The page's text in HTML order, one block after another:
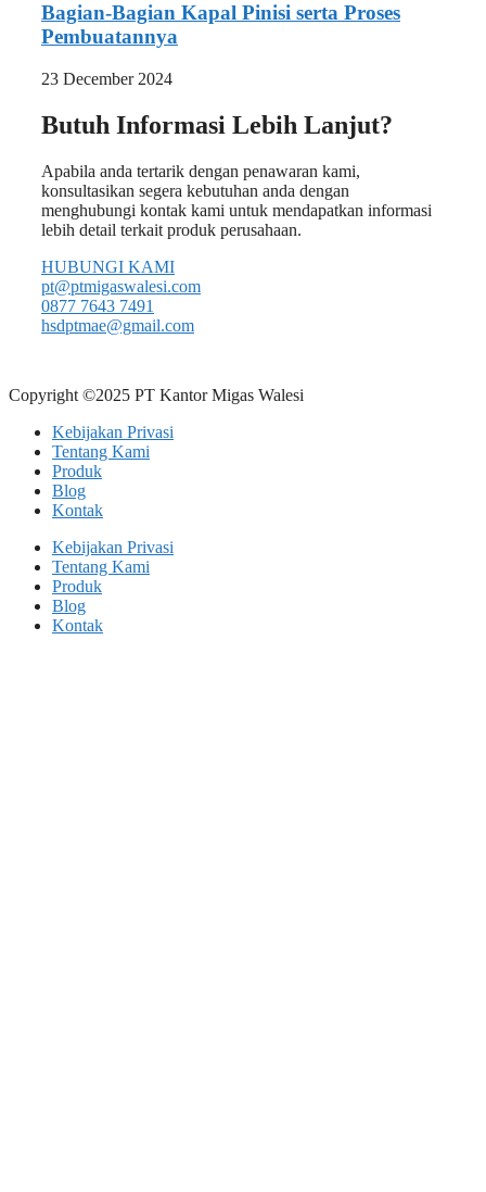
Bagian-Bagian Kapal Pinisi serta Proses
Pembuatannya
23 December 2024
Butuh Informasi Lebih Lanjut?
Apabila anda tertarik dengan penawaran kami,
konsultasikan segera kebutuhan anda dengan
menghubungi kontak kami untuk mendapatkan informasi
lebih detail terkait produk perusahaan.
HUBUNGI KAMI
pt@ptmigaswalesi.com
0877 7643 7491
hsdptmae@gmail.com
Copyright ©2025 PT Kantor Migas Walesi
Kebijakan Privasi
Tentang Kami
Produk
Blog
Kontak
Kebijakan Privasi
Tentang Kami
Produk
Blog
Kontak